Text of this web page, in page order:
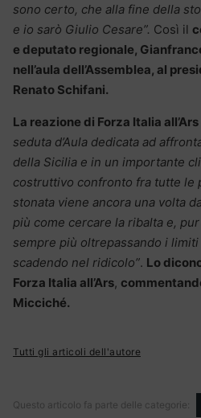
sono certo, che alla fine della
e io sarò Giulio Cesare”. Così il
e deputato regionale,
nell’aula dell’Assemblea, al
Renato Schifani.
La reazione di Forza Italia
seduta d’Aula dedicata ad
della Sicilia e in un importante
costruttivo confronto fra tutte le
stonata viene ancora una volta
più come cercare la ribalta e,
sempre più oltrepassando i
scadendo nel ridicolo”. Lo
Forza Italia all’Ars,
Micciché.
Tutti gli articoli dell'autore
Questo articolo fa parte delle categorie: